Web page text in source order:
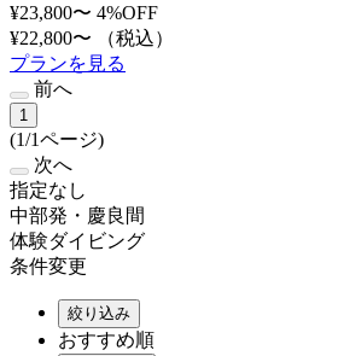
¥23,800〜 4%OFF
¥22,800〜
（税込）
プランを見る
前へ
1
(1/1ページ)
次へ
指定なし
中部発・慶良間
体験ダイビング
条件変更
絞り込み
おすすめ順